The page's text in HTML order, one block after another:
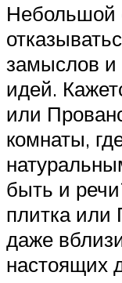
Небольшой
замыслов и
идей.
или
комнаты,
быть и
плитка или
даже
настоящих